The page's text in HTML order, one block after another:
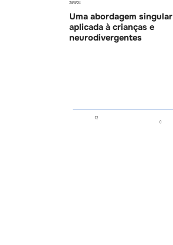
Uma abordagem singular
aplicada à crianças e
neurodivergentes
26/6/24
0
12